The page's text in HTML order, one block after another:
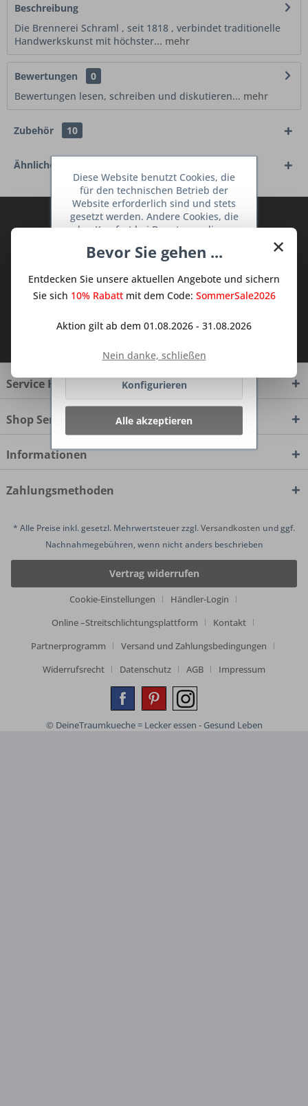
Beschreibung
Die Brennerei Schraml , seit 1818 , verbindet traditionelle
Handwerkskunst mit höchster... mehr
Bewertungen
0
Bewertungen lesen, schreiben und diskutieren... mehr
Zubehör 10
Ähnliche Artikel
Abonnieren Sie den kostenlosen Deine
Sie keine Neuigkeit oder Aktion mehr aus
Ich habe dieDatenschutzbestimmungen
Service Hotline
Shop Service
Informationen
Zahlungsmethoden
* Alle Preise inkl. gesetzl. Mehrwertsteuer zzgl.Versandkosten und ggf.
Nachnahmegebühren, wenn nicht anders beschrieben
Vertrag widerrufen
Cookie-Einstellungen
Händler-Login
Online –Streitschlichtungsplattform
Kontakt
Partnerprogramm
Versand und Zahlungsbedingungen
Widerrufsrecht
Datenschutz AGB Impressum
© DeineTraumkueche = Lecker essen - Gesund Leben
×
Bevor Sie gehen ...
Entdecken Sie unsere aktuellen Angebote und sichern
Sie sich 10% Rabattmit dem Code: SommerSale2026
Aktion gilt ab dem 01.08.2026 - 31.08.2026
Nein danke, schließen
Diese Website benutzt Cookies, die
für den technischen Betrieb der
Website erforderlich sind und stets
gesetzt werden. Andere Cookies, die
den Komfort bei Benutzung dieser
dienen oder die Interaktion mit
Netzwerken vereinfachen sollen,
werden nur mit Ihrer Zustimmung
Ablehnen
Konfigurieren
Alle akzeptieren